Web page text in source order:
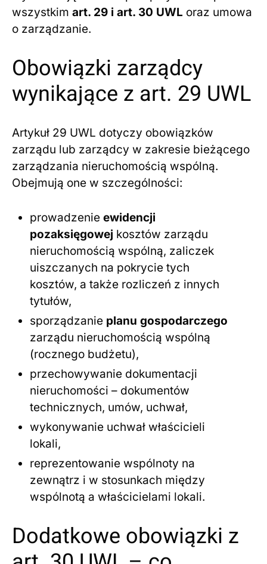
wszystkim art. 29 i art. 30 UWL oraz umowa
o zarządzanie.
Obowiązki zarządcy
wynikające z art. 29 UWL
Artykuł 29 UWL dotyczy obowiązków
zarządu lub zarządcy w zakresie bieżącego
zarządzania nieruchomością wspólną.
Obejmują one w szczególności:
prowadzenie ewidencji
pozaksięgowej kosztów zarządu
nieruchomością wspólną, zaliczek
uiszczanych na pokrycie tych
kosztów, a także rozliczeń z innych
tytułów,
sporządzanie planu gospodarczego
zarządu nieruchomością wspólną
(rocznego budżetu),
przechowywanie dokumentacji
nieruchomości – dokumentów
technicznych, umów, uchwał,
wykonywanie uchwał właścicieli
lokali,
reprezentowanie wspólnoty na
zewnątrz i w stosunkach między
wspólnotą a właścicielami lokali.
Dodatkowe obowiązki z